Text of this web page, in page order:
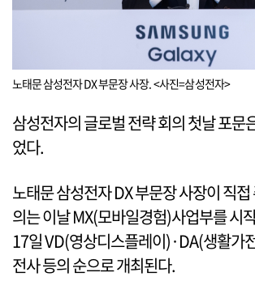
노태문 삼성전자 DX 부문장 사장. <사진=삼성전자>
삼성전자의 글로벌 전략 회의 첫날 포문
었다.
노태문 삼성전자 DX 부문장 사장이 직
의는 이날 MX(모바일경험)사업부를 시
17일 VD(영상디스플레이)·DA(생활가
전사 등의 순으로 개최된다.